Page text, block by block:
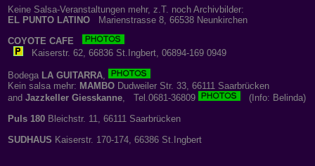
Keine Salsa-Veranstaltungen mehr, z.T. noch Archivbilder:
EL PUNTO LATINO Marienstrasse 8, 66538 Neunkirchen
COYOTE CAFE
Kaiserstr. 62, 66836 St.Ingbert, 06894-169 0949
Bodega LA GUITARRA,
Kein salsa mehr: MAMBO Dudweiler Str. 33, 66111 Saarbrücken
and Jazzkeller Giesskanne, Tel.0681-36809
(Info: Belinda)
Puls 180 Bleichstr. 11, 66111 Saarbrücken
SUDHAUS Kaiserstr. 170-174, 66386 St.Ingbert